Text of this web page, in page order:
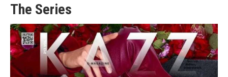
The Series